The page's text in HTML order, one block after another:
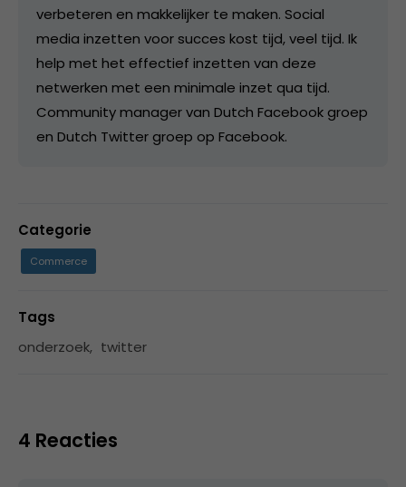
verbeteren en makkelijker te maken. Social
media inzetten voor succes kost tijd, veel tijd. Ik
help met het effectief inzetten van deze
netwerken met een minimale inzet qua tijd.
Community manager van Dutch Facebook groep
en Dutch Twitter groep op Facebook.
Categorie
Commerce
Tags
onderzoek, twitter
4 Reacties